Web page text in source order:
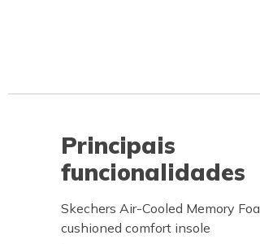
Principais
funcionalidades
Skechers Air-Cooled Memory
cushioned comfort insole